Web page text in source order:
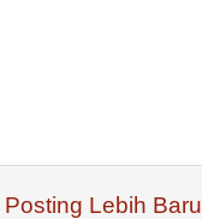
Posting Lebih Baru